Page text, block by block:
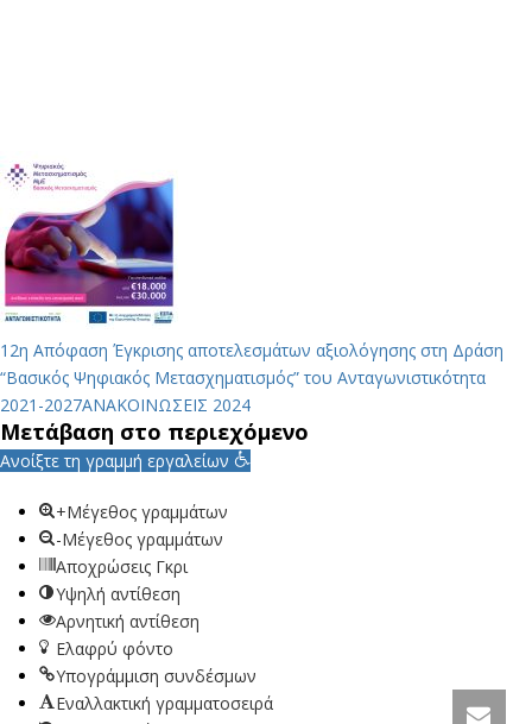
12η Απόφαση Έγκρισης αποτελεσμάτων αξιολόγησης στη Δράση
“Βασικός Ψηφιακός Μετασχηματισμός” του Ανταγωνιστικότητα
2021-2027ΑΝΑΚΟΙΝΩΣΕΙΣ 2024
Μετάβαση στο περιεχόμενο
Ανοίξτε τη γραμμή εργαλείων
+Μέγεθος γραμμάτων
-Μέγεθος γραμμάτων
Αποχρώσεις Γκρι
Υψηλή αντίθεση
Αρνητική αντίθεση
Ελαφρύ φόντο
Υπογράμμιση συνδέσμων
Εναλλακτική γραμματοσειρά